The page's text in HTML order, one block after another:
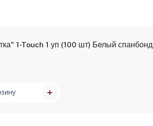
1-Touch 1 уп (100 шт) Белый спанбонд